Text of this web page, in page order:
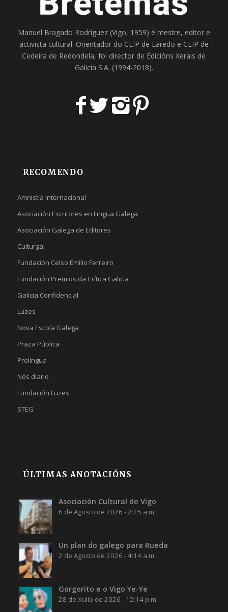
Manuel Bragado Rodríguez (Vigo, 1959) é mestre, editor e
activista cultural. Orientador do CEIP de Laredo e CEIP de
Cedeira de Redondela, foi director de Edicións Xerais de
Galicia S.A. (1994-2018).
RECOMENDO
Amnistía Internacional
Asociación Escritores en Lingua Galega
Asociación Galega de Editores
Culturgal
Fundación Celso Emilio Ferreiro
Fundación Premios da Crítica Galicia
Galicia Confidencial
Luzes
Nova Escola Galega
Praza Pública
Prolingua
Nós diario
Fundación Luzes
STEG
ÚLTIMAS ANOTACIÓNS
Asociación Cultural de Vigo
6 de Agosto de 2026 - 2:25 a.m.
Un plan do galego para Rueda
2 de Agosto de 2026 - 4:14 a.m.
Gorgorito e o Vigo Ye-Ye
28 de Xullo de 2026 - 12:14 p.m.